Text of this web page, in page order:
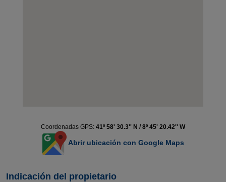
Coordenadas GPS: 41º 58' 30.3'' N / 8º 45' 20.42'' W
Abrir ubicación con Google Maps
Indicación del propietario